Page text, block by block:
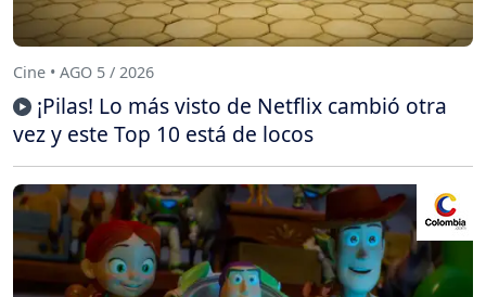
Cine • AGO 5 / 2026
¡Pilas! Lo más visto de Netflix cambió otra
vez y este Top 10 está de locos